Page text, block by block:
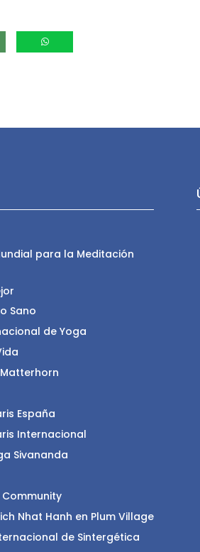
para la Meditación
Sano
de Yoga
España
Internacional
Sivananda
Nhat Hanh en Plum Village
de Sintergética